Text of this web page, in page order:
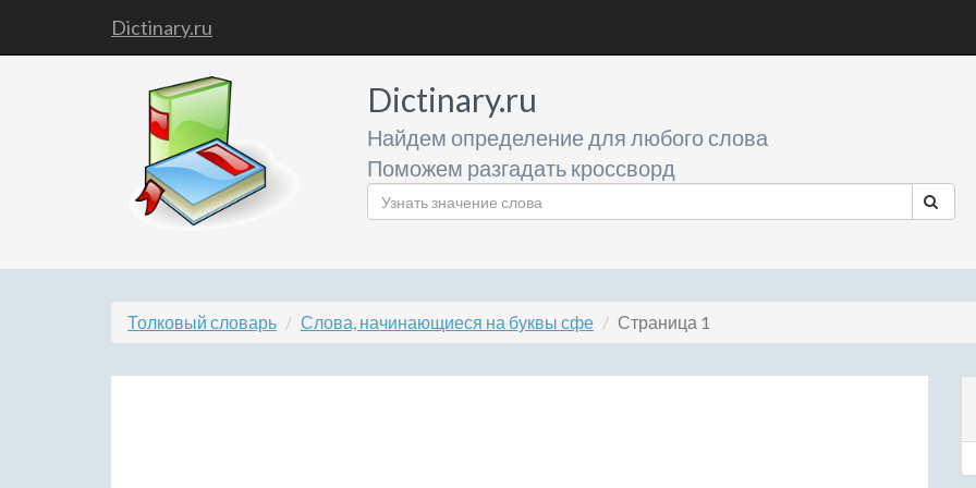
Dictinary.ru
Dictinary.ru
Найдем определение для любого слова
Поможем разгадать кроссворд
Толковый словарь Слова, начинающиеся на буквы сфе Страница 1